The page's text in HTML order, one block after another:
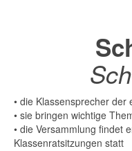
• die Klassensprecher
• sie bringen wichtige
• die Versammlung findet
Klassenratsitzungen statt